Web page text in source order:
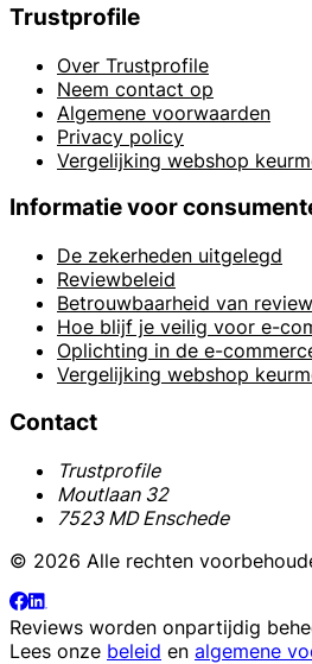
Trustprofile
Over Trustprofile
Neem contact op
Algemene voorwaarden
Privacy policy
Vergelijking webshop
Informatie voor
De zekerheden uitgelegd
Reviewbeleid
Betrouwbaarheid van
Hoe blijf je veilig voor e-
Oplichting in de e-
Vergelijking webshop
Contact
Trustprofile
Moutlaan 32
7523 MD Enschede
© 2026 Alle rechten
Reviews worden onpartijdig
Lees onze beleid en algemene